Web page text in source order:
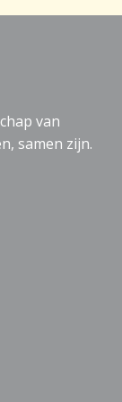
van
samen zijn.